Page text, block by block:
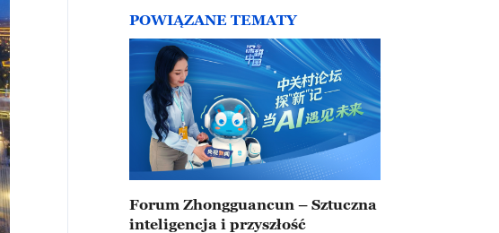
POWIĄZANE TEMATY
Forum Zhongguancun – Sztuczna
inteligencja i przyszłość